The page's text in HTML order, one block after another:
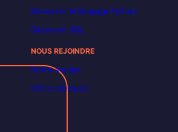
Découvrir le langage Python
Découvrir SQL
NOUS REJOINDRE
Notre équipe
Offres d’emploi